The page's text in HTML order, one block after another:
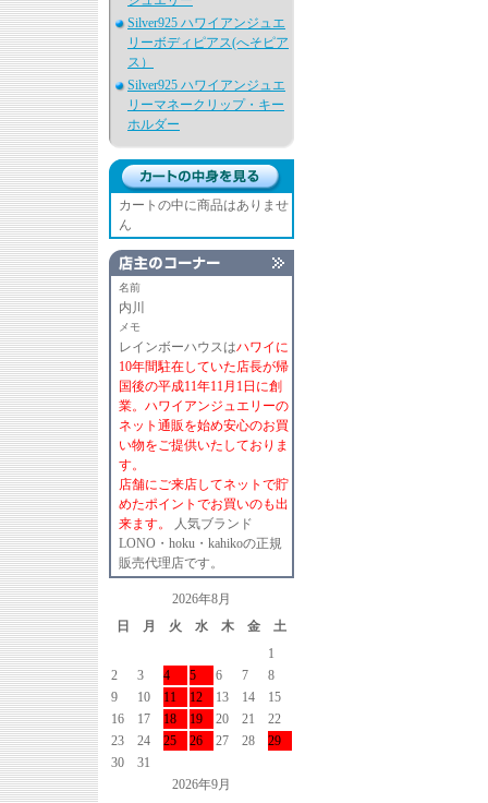
Silver925 ハワイアンジュエ
リーボディピアス(へそピア
ス）
Silver925 ハワイアンジュエ
リーマネークリップ・キー
ホルダー
カートの中に商品はありませ
ん
名前
内川
メモ
レインボーハウスはハワイに
10年間駐在していた店長が帰
国後の平成11年11月1日に創
業。ハワイアンジュエリーの
ネット通販を始め安心のお買
い物をご提供いたしておりま
す。
店舗にご来店してネットで貯
めたポイントでお買いのも出
来ます。
人気ブランド
LONO・hoku・kahikoの正規
販売代理店です。
2026年8月
日
月 火 水 木 金
土
1
2
3 4 5 6 7
8
9
10 11 12 13 14
15
16
17 18 19 20 21
22
23
24 25 26 27 28
29
30
31
2026年9月